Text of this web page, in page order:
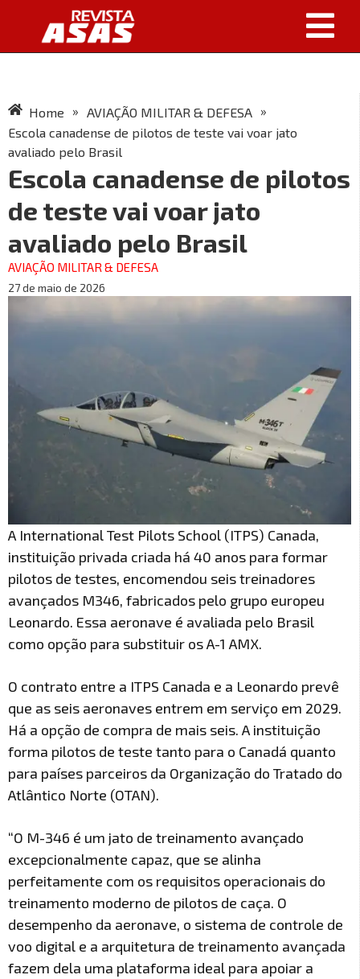
Home » AVIAÇÃO MILITAR & DEFESA »
Escola canadense de pilotos de teste vai voar jato
avaliado pelo Brasil
Escola canadense de pilotos
de teste vai voar jato
avaliado pelo Brasil
AVIAÇÃO MILITAR & DEFESA
27 de maio de 2026
A International Test Pilots School (ITPS) Canada,
instituição privada criada há 40 anos para formar
pilotos de testes, encomendou seis treinadores
avançados M346, fabricados pelo grupo europeu
Leonardo. Essa aeronave é avaliada pelo Brasil
como opção para substituir os A-1 AMX.
O contrato entre a ITPS Canada e a Leonardo prevê
que as seis aeronaves entrem em serviço em 2029.
Há a opção de compra de mais seis. A instituição
forma pilotos de teste tanto para o Canadá quanto
para países parceiros da Organização do Tratado do
Atlântico Norte (OTAN).
“O M-346 é um jato de treinamento avançado
excepcionalmente capaz, que se alinha
perfeitamente com os requisitos operacionais do
treinamento moderno de pilotos de caça. O
desempenho da aeronave, o sistema de controle de
voo digital e a arquitetura de treinamento avançada
fazem dela uma plataforma ideal para apoiar a